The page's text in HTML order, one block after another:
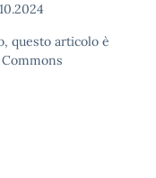
questo articolo è